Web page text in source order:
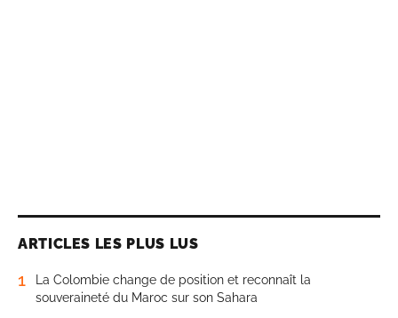
ARTICLES LES PLUS LUS
1
La Colombie change de position et reconnaît la
souveraineté du Maroc sur son Sahara